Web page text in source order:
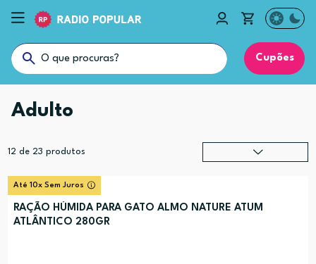
Cupões
Adulto
12 de 23 produtos
Até 10x Sem Juros
RAÇÃO HÚMIDA PARA GATO ALMO NATURE ATUM
ATLÂNTICO 280GR